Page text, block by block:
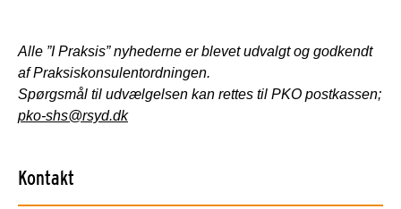
Alle ”I Praksis” nyhederne er blevet udvalgt og godkendt
af Praksiskonsulentordningen.
Spørgsmål til udvælgelsen kan rettes til PKO postkassen;
pko-shs@rsyd.dk
Kontakt